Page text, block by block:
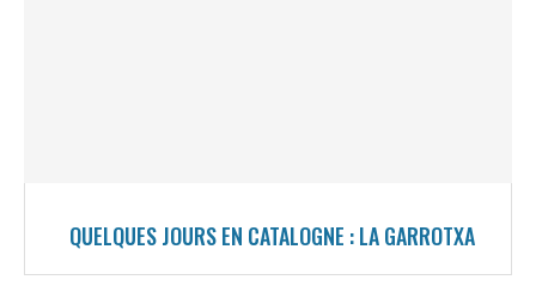
QUELQUES JOURS EN CATALOGNE : LA GARROTXA